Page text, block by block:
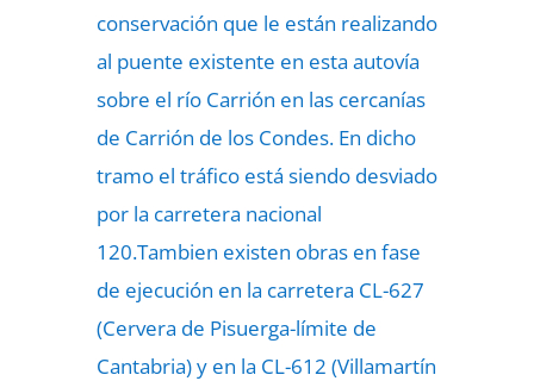
conservación que le están realizando
al puente existente en esta autovía
sobre el río Carrión en las cercanías
de Carrión de los Condes. En dicho
tramo el tráfico está siendo desviado
por la carretera nacional
120.Tambien existen obras en fase
de ejecución en la carretera CL-627
(Cervera de Pisuerga-límite de
Cantabria) y en la CL-612 (Villamartín